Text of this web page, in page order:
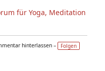
für Yoga, Meditation
hinterlassen – Folgen